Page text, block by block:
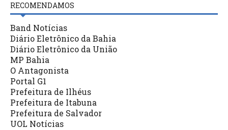
RECOMENDAMOS
Band Notícias
Diário Eletrônico da Bahia
Diário Eletrônico da União
MP Bahia
O Antagonista
Portal G1
Prefeitura de Ilhéus
Prefeitura de Itabuna
Prefeitura de Salvador
UOL Notícias